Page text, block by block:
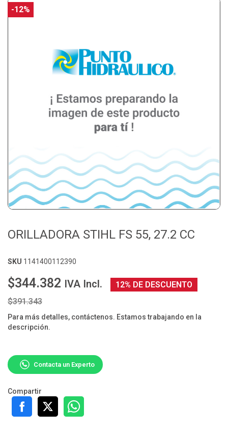
-12%
ORILLADORA STIHL FS 55, 27.2 CC
SKU 1141400112390
$344.382 IVA Incl.
12% DE DESCUENTO
$391.343
Para más detalles, contáctenos. Estamos trabajando en la
descripción.
Contacta un Experto
Compartir